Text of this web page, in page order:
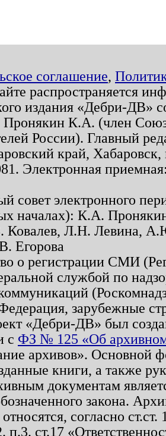
соглашение,
распространяется
издания «Дебри-ДВ»
Пронякин К.А. (член
России). Главный
край,
Электронная
совет электронного
началах): К.А.
Л.Н. Левина,
Егорова
о регистрации СМИ
службой по
зарубежные
«Дебри-ДВ» был
с ФЗ № 125 «Об
архивов». Основной
книги, а также
документам
закона.
согласно
п.3. ст.17